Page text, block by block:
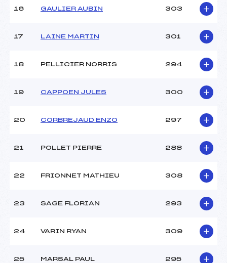
16 GAULIER AUBIN 303
17 LAINE MARTIN 301
18 PELLICIER NORRIS 294
19 CAPPOEN JULES 300
20 CORBREJAUD ENZO 297
21 POLLET PIERRE 288
22 FRIONNET MATHIEU 308
23 SAGE FLORIAN 293
24 VARIN RYAN 309
25 MARSAL PAUL 295